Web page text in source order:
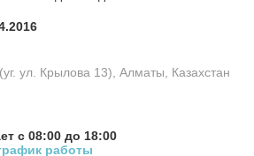
ул. Крылова 13), Алматы, Казахстан
с 08:00 до 18:00
работы